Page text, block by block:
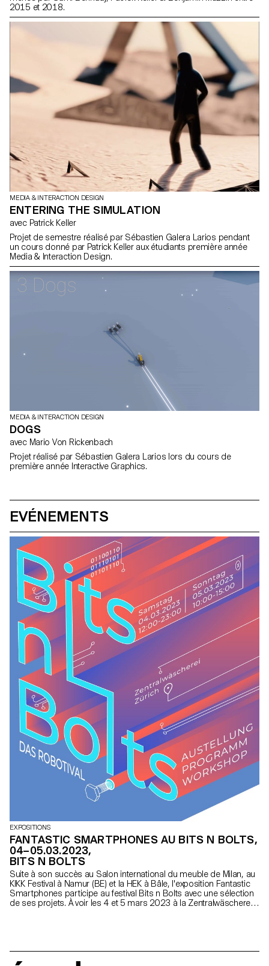
2015 et 2018.
MEDIA & INTERACTION DESIGN
ENTERING THE SIMULATION
avec Patrick Keller
Projet de semestre réalisé par Sébastien Galera Larios pendant
un cours donné par Patrick Keller aux étudiants première année
Media & Interaction Design.
MEDIA & INTERACTION DESIGN
DOGS
avec Mario Von Rickenbach
Projet réalisé par Sébastien Galera Larios lors du cours de
première année Interactive Graphics.
EVÉNEMENTS
EXPOSITIONS
FANTASTIC SMARTPHONES AU BITS N BOLTS,
04–05.03.2023,
BITS N BOLTS
Suite à son succès au Salon international du meuble de Milan, au
KIKK Festival à Namur (BE) et la HEK à Bâle, l'exposition Fantastic
Smartphones participe au festival Bits n Bolts avec une sélection
de ses projets. À voir les 4 et 5 mars 2023 à la Zentralwäscherei à